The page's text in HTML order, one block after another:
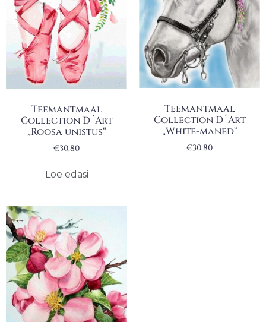
Teemantmaal
Collection D´Art
„Roosa unistus“
€30,80
Loe edasi
Teemantmaal
Collection D´Art
„White-maned“
€30,80